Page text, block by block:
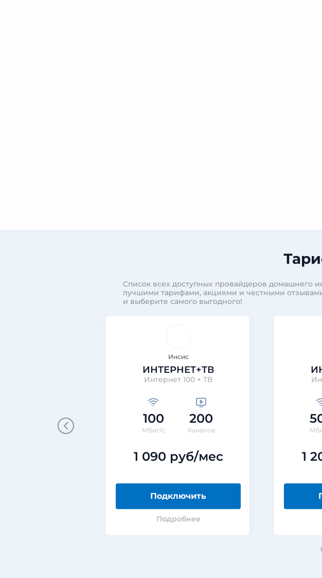
Список всех доступных провайдеров домашнего
лучшими тарифами, акциями и честными
и выберите самого выгодного!
Инсис
ИНТЕРНЕТ+ТВ
Интернет 100 + ТВ
100
Мбит/с
200
Каналов
1 090 руб/мес
Подключить
Подробнее
1